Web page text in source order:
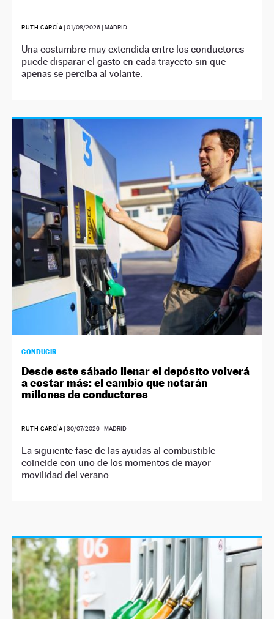
RUTH GARCÍA |01/08/2026 | MADRID
Una costumbre muy extendida entre los conductores
puede disparar el gasto en cada trayecto sin que
apenas se perciba al volante.
CONDUCIR
Desde este sábado llenar el depósito volverá
a costar más: el cambio que notarán
millones de conductores
RUTH GARCÍA |30/07/2026 | MADRID
La siguiente fase de las ayudas al combustible
coincide con uno de los momentos de mayor
movilidad del verano.